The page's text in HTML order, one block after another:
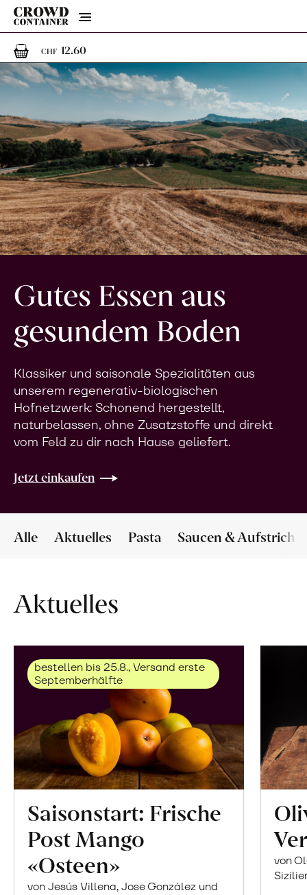
Menu
CHF 12.601 Artikel im Warenkorb
Gutes Essen aus
gesundem Boden
Klassiker und saisonale Spezialitäten aus
unserem regenerativ-biologischen
Hofnetzwerk: Schonend hergestellt,
naturbelassen, ohne Zusatzstoffe und direkt
vom Feld zu dir nach Hause geliefert.
Jetzt einkaufen
Alle Aktuelles Pasta Saucen & Aufstriche
Aktuelles
bestellen bis 25.8., Versand erste
Septemberhälfte
Saisonstart: Frische
Post Mango
«Osteen»
von Jesús Villena, Jose González und
von